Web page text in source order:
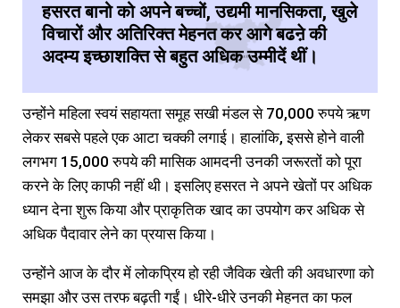
हसरत बानो को अपने बच्चों, उद्यमी मानसिकता, खुले
विचारों और अतिरिक्त मेहनत कर आगे बढऩे की
अदम्य इच्छाशक्ति से बहुत अधिक उम्मीदें थीं।
उन्होंने महिला स्वयं सहायता समूह सखी मंडल से 70,000 रुपये ऋण
लेकर सबसे पहले एक आटा चक्की लगाई। हालांकि, इससे होने वाली
लगभग 15,000 रुपये की मासिक आमदनी उनकी जरूरतों को पूरा
करने के लिए काफी नहीं थी। इसलिए हसरत ने अपने खेतों पर अधिक
ध्यान देना शुरू किया और प्राकृतिक खाद का उपयोग कर अधिक से
अधिक पैदावार लेने का प्रयास किया।
उन्होंने आज के दौर में लोकप्रिय हो रही जैविक खेती की अवधारणा को
समझा और उस तरफ बढ़ती गईं। धीरे-धीरे उनकी मेहनत का फल